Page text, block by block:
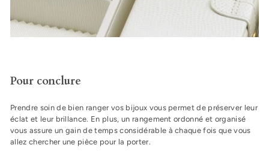
Pour conclure
Prendre soin de bien ranger vos bijoux vous permet de préserver leur
éclat et leur brillance. En plus, un rangement ordonné et organisé
vous assure un gain de temps considérable à chaque fois que vous
allez chercher une pièce pour la porter.